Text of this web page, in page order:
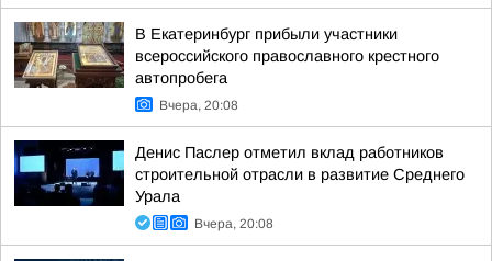
В Екатеринбург прибыли участники
всероссийского православного крестного
автопробега
Вчера, 20:08
Денис Паслер отметил вклад работников
строительной отрасли в развитие Среднего
Урала
Вчера, 20:08